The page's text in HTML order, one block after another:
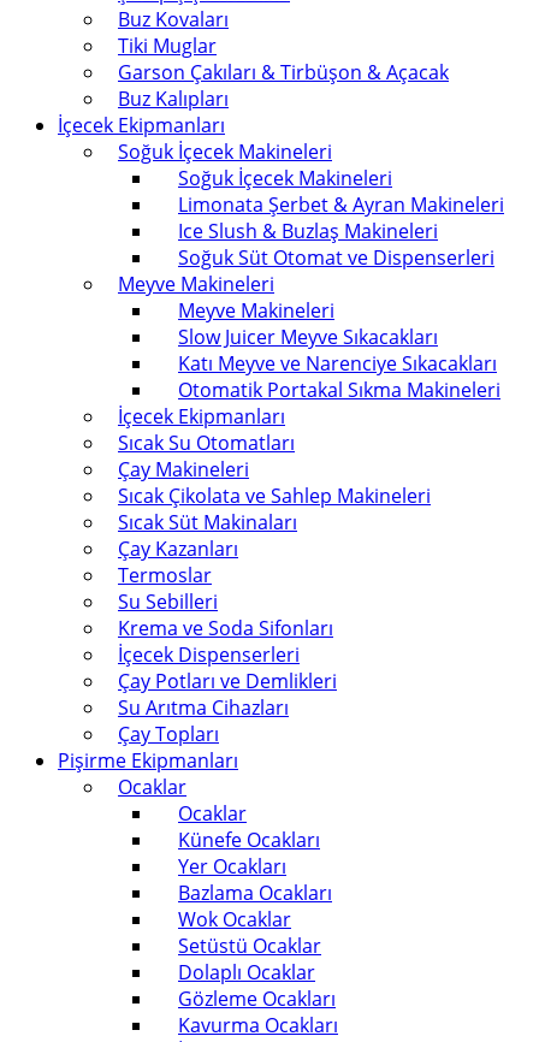
Buz Kovaları
Tiki Muglar
Garson Çakıları & Tirbüşon & Açacak
Buz Kalıpları
İçecek Ekipmanları
Soğuk İçecek Makineleri
Soğuk İçecek Makineleri
Limonata Şerbet & Ayran Makineleri
Ice Slush & Buzlaş Makineleri
Soğuk Süt Otomat ve Dispenserleri
Meyve Makineleri
Meyve Makineleri
Slow Juicer Meyve Sıkacakları
Katı Meyve ve Narenciye Sıkacakları
Otomatik Portakal Sıkma Makineleri
İçecek Ekipmanları
Sıcak Su Otomatları
Çay Makineleri
Sıcak Çikolata ve Sahlep Makineleri
Sıcak Süt Makinaları
Çay Kazanları
Termoslar
Su Sebilleri
Krema ve Soda Sifonları
İçecek Dispenserleri
Çay Potları ve Demlikleri
Su Arıtma Cihazları
Çay Topları
Pişirme Ekipmanları
Ocaklar
Ocaklar
Künefe Ocakları
Yer Ocakları
Bazlama Ocakları
Wok Ocaklar
Setüstü Ocaklar
Dolaplı Ocaklar
Gözleme Ocakları
Kavurma Ocakları